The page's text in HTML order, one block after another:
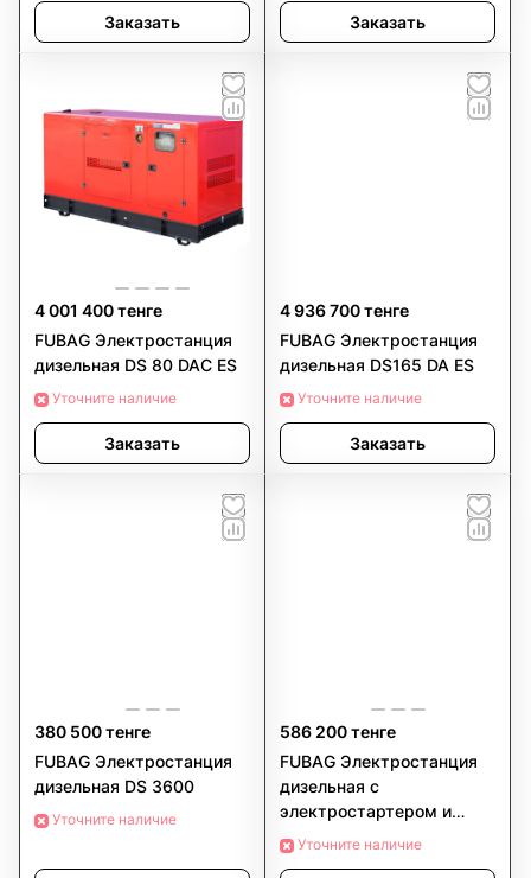
Заказать Заказать
4 001 400 тенге
FUBAG Электростанция
дизельная DS 80 DAC ES
Уточните наличие
Заказать
4 936 700 тенге
FUBAG Электростанция
дизельная DS165 DA ES
Уточните наличие
Заказать
380 500 тенге
FUBAG Электростанция
дизельная DS 3600
Уточните наличие
586 200 тенге
FUBAG Электростанция
дизельная с
электростартером и
коннектором автоматики
Уточните наличие